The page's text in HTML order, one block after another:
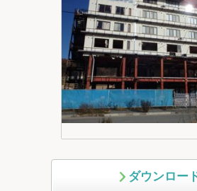
Foreign Laguage
ダウンロー